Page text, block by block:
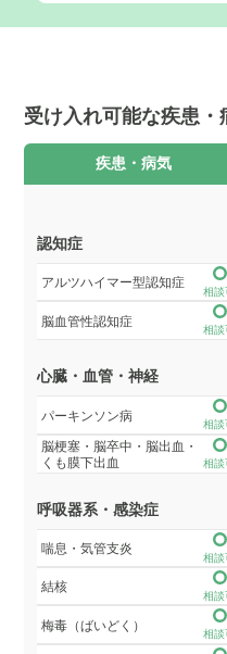
受け入れ可能な疾患
疾患・病気
認知症
アルツハイマー型認知症
相談
脳血管性認知症
相談
心臓・血管・神経
パーキンソン病
相談
脳梗塞・脳卒中・脳出血・
くも膜下出血
相談
呼吸器系・感染症
喘息・気管支炎
相談
結核
相談
梅毒（ばいどく）
相談